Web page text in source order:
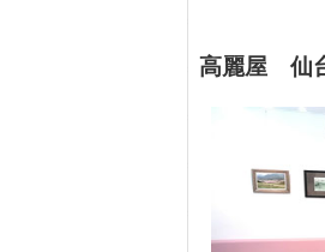
高麗屋 仙